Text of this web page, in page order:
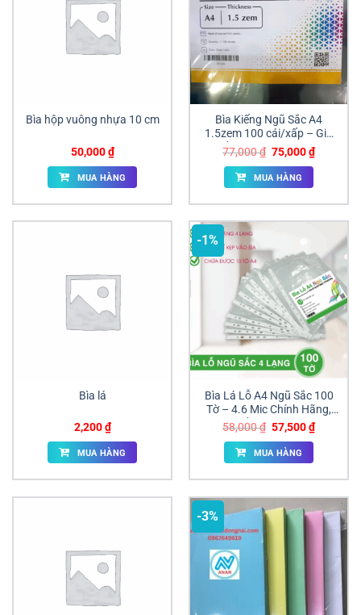
Bìa hộp vuông nhựa 10 cm
50,000₫
MUA HÀNG
Bìa Kiếng Ngũ Sắc A4
1.5zem 100 cái/xấp – Giá
tốt, hàng chính hãng
77,000₫ Giá
gốc
là:
77,000 ₫.
75,000₫Giá
hiện
MUA HÀNG
Bìa lá
2,200₫
MUA HÀNG
-1%
Bìa Lá Lỗ A4 Ngũ Sắc 100
Tờ – 4.6 Mic Chính Hãng,
Chất Lượng Cao
58,000₫ Giá
gốc
là:
58,000 ₫.
57,500₫Giá
hiện
MUA HÀNG
-3%